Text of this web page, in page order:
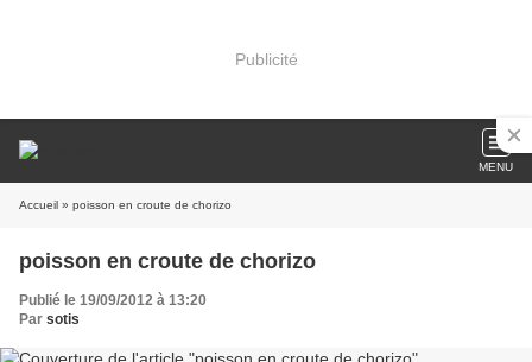
Publicité
MENU
Accueil » poisson en croute de chorizo
poisson en croute de chorizo
Publié le 19/09/2012 à 13:20
Par sotis